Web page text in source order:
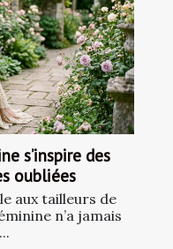
s’inspire des
oubliées
aux tailleurs de
n’a jamais